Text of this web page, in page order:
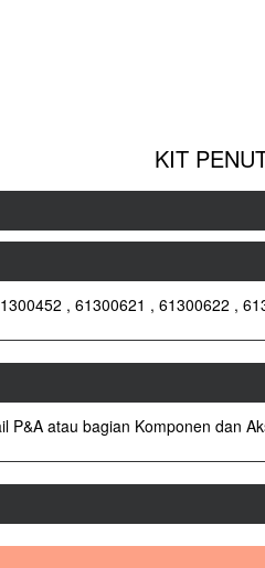
KIT
, 61300621 , 61300622 ,
P&A atau bagian Komponen dan